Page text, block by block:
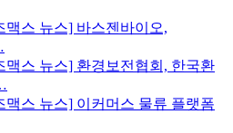
맥스 뉴스] 바스젠바이오,
맥스 뉴스] 환경보전협회, 한국환
맥스 뉴스] 이커머스 물류 플랫폼